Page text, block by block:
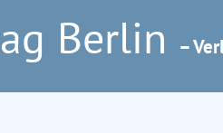
Berlin –